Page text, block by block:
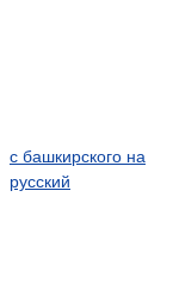
с башкирского на
русский